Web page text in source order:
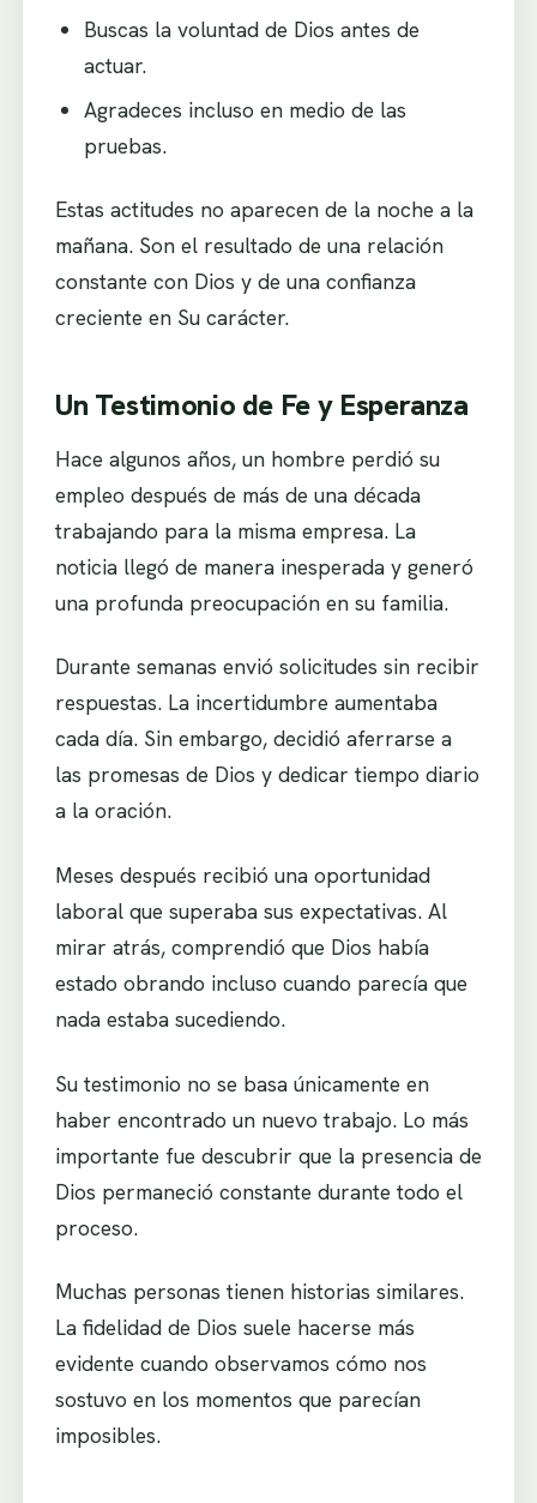
Buscas la voluntad de Dios antes de
actuar.
Agradeces incluso en medio de las
pruebas.
Estas actitudes no aparecen de la noche a la
mañana. Son el resultado de una relación
constante con Dios y de una confianza
creciente en Su carácter.
Un Testimonio de Fe y Esperanza
Hace algunos años, un hombre perdió su
empleo después de más de una década
trabajando para la misma empresa. La
noticia llegó de manera inesperada y generó
una profunda preocupación en su familia.
Durante semanas envió solicitudes sin recibir
respuestas. La incertidumbre aumentaba
cada día. Sin embargo, decidió aferrarse a
las promesas de Dios y dedicar tiempo diario
a la oración.
Meses después recibió una oportunidad
laboral que superaba sus expectativas. Al
mirar atrás, comprendió que Dios había
estado obrando incluso cuando parecía que
nada estaba sucediendo.
Su testimonio no se basa únicamente en
haber encontrado un nuevo trabajo. Lo más
importante fue descubrir que la presencia de
Dios permaneció constante durante todo el
proceso.
Muchas personas tienen historias similares.
La fidelidad de Dios suele hacerse más
evidente cuando observamos cómo nos
sostuvo en los momentos que parecían
imposibles.